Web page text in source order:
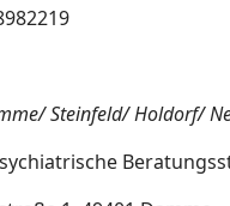
Steinfeld/ Holdorf/